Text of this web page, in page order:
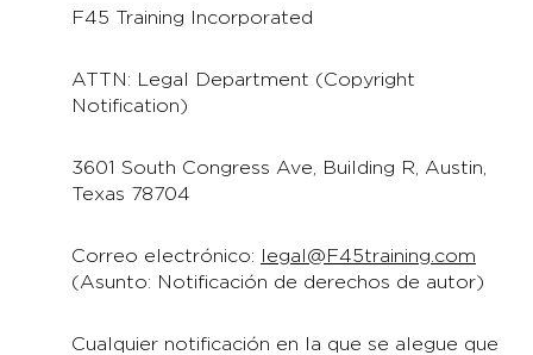
F45 Training Incorporated
ATTN: Legal Department (Copyright
Notification)
3601 South Congress Ave, Building R, Austin,
Texas 78704
Correo electrónico: legal@F45training.com
(Asunto: Notificación de derechos de autor)
Cualquier notificación en la que se alegue que